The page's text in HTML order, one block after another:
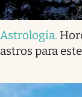
Astrología.
astros para